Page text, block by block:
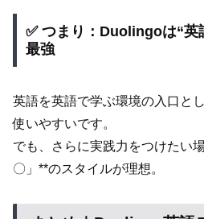
✅ つまり：Duolingoは“英
最強
英語を英語で学ぶ環境の入口と
使いやすいです。
でも、さらに実践力をつけたい
〇」**のスタイルが理想。